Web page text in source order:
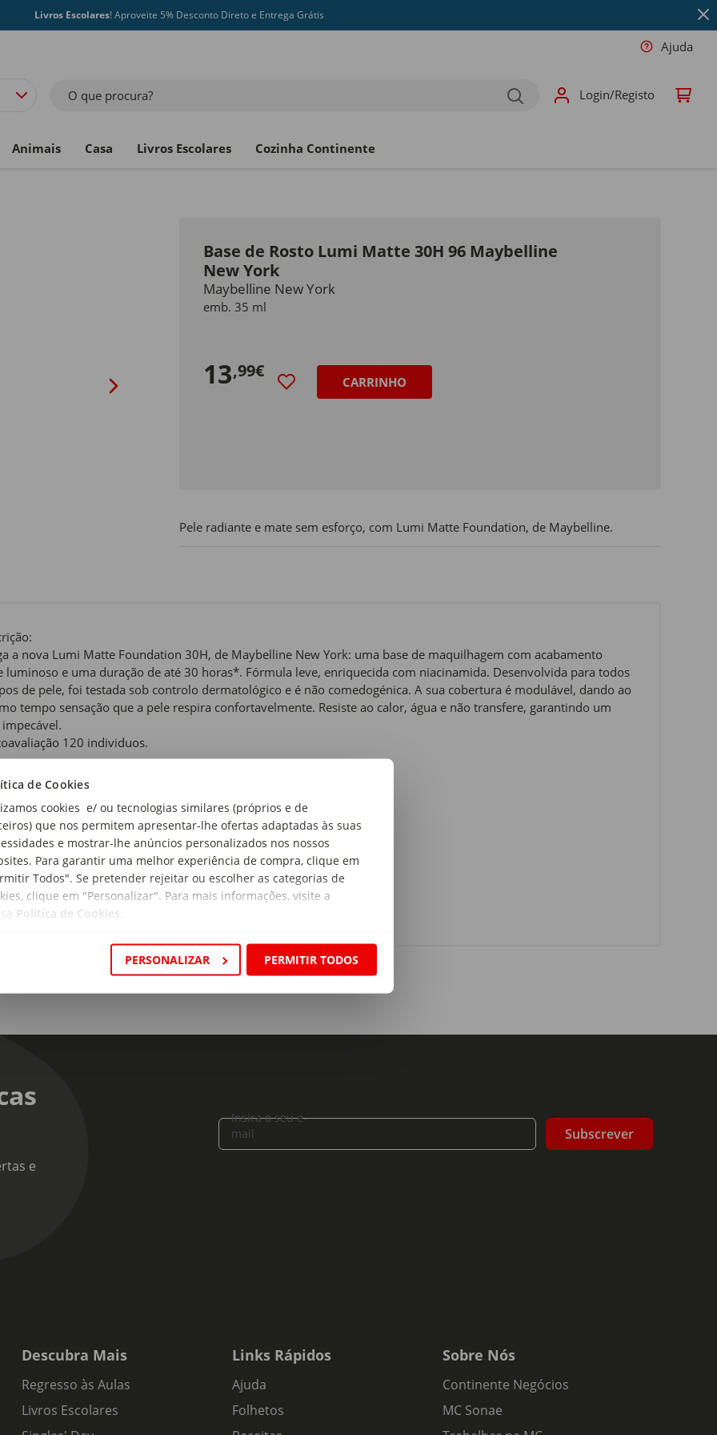
de Cookies
cookies e/ ou tecnologias similares (próprios e de
que nos permitem apresentar-lhe ofertas adaptadas às suas
e mostrar-lhe anúncios personalizados nos nossos
Para garantir uma melhor experiência de compra, clique em
Todos". Se pretender rejeitar ou escolher as categorias de
clique em "Personalizar". Para mais informações, visite a
Política de Cookies
PERSONALIZAR PERMITIR TODOS
Livros Escolares! Aproveite 5% Desconto Direto e Entrega Grátis
Ajuda
O que procura? Login/Registo
Animais Casa Livros Escolares Cozinha Continente
Base de Rosto Lumi Matte 30H 96 Maybelline
New York
Maybelline New York
emb. 35 ml
13,99€
CARRINHO
Pele radiante e mate sem esforço, com Lumi Matte Foundation, de Maybelline.
a nova Lumi Matte Foundation 30H, de Maybelline New York: uma base de maquilhagem com acabamento
luminoso e uma duração de até 30 horas*. Fórmula leve, enriquecida com niacinamida. Desenvolvida para todos
de pele, foi testada sob controlo dermatológico e é não comedogénica. A sua cobertura é modulável, dando ao
tempo sensação que a pele respira confortavelmente. Resiste ao calor, água e não transfere, garantindo um
120 individuos.
de produto:
Matte 30H
e
Insira o seu e-
mail
Subscrever
Descubra Mais
Regresso às Aulas
Livros Escolares
Links Rápidos
Ajuda
Folhetos
Sobre Nós
Continente Negócios
MC Sonae